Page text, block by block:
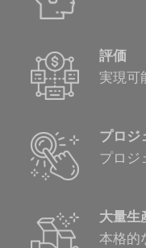
評価
実現可
プロジ
プロジ
大量生
本格的